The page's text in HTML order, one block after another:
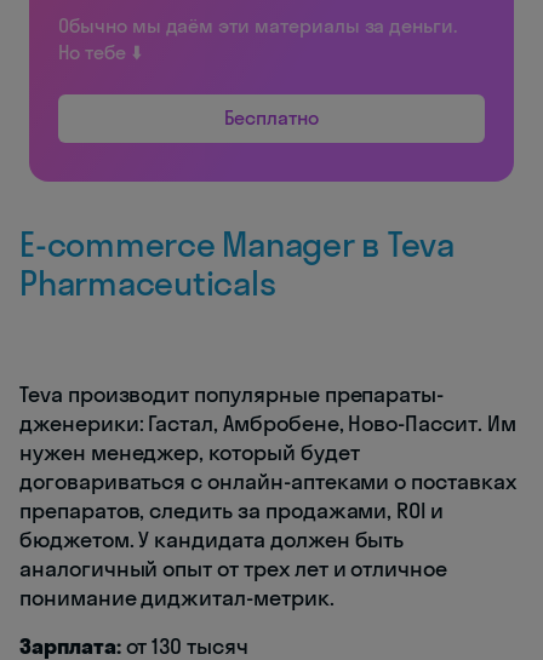
Обычно мы даём эти материалы за деньги.
Но тебе ⬇️
Бесплатно
E-commerce Manager в Teva
Pharmaceuticals
Teva производит популярные препараты-
дженерики: Гастал, Амбробене, Ново-Пассит. Им
нужен менеджер, который будет
договариваться с онлайн-аптеками о поставках
препаратов, следить за продажами, ROI и
бюджетом. У кандидата должен быть
аналогичный опыт от трех лет и отличное
понимание диджитал-метрик.
Зарплата:от 130 тысяч